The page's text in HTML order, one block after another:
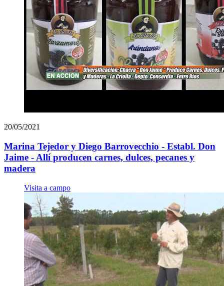
20/05/2021
Marina Tejedor y Diego Barrovecchio - Establ. Don
Jaime - Allí producen carnes, dulces, pecanes y
madera
Visita a campo